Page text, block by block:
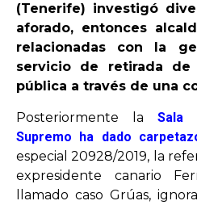
ENTREVISTAS
OPINIÓN
PROGRAMAS
(Tenerife) investigó
aforado, entonces
relacionadas con la
servicio de retirada
pública a través de una
Posteriormente la Sala
Supremo ha dado
especial 20928/2019, la
expresidente canario
llamado caso Grúas,